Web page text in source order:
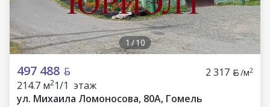
1 /10
497 488 2 317 /м2
214.7 м21/1 этаж
ул. Михаила Ломоносова, 80А, Гомель